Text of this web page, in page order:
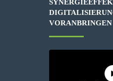
VORANBRINGEN